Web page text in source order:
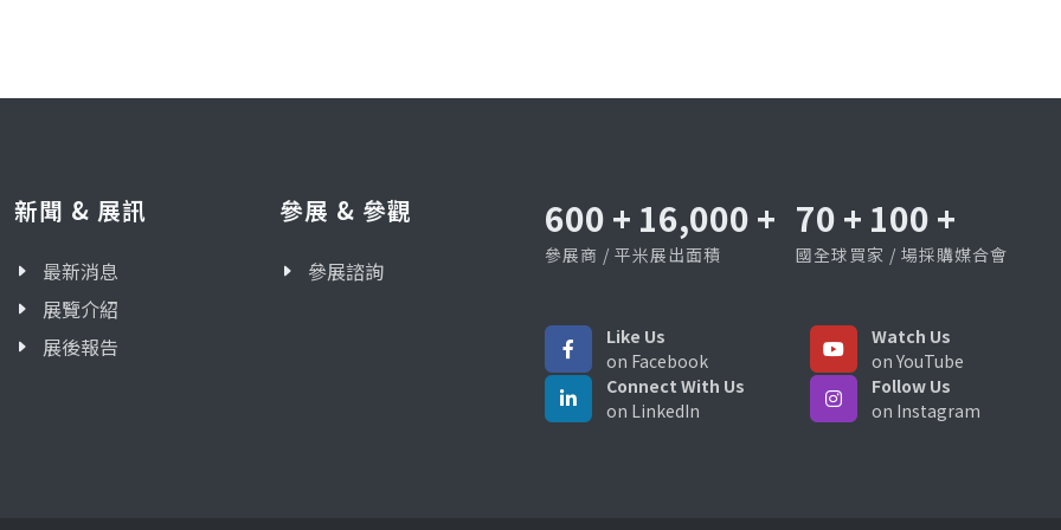
新聞 & 展訊
最新消息
展覽介紹
展後報告
參展 & 參觀
參展諮詢
600 + 16,000 +
參展商 / 平米展出面積
70 + 100 +
國全球買家 / 場採購媒合會
Like Us
on Facebook
Watch Us
on YouTube
Connect With Us
on LinkedIn
Follow Us
on Instagram